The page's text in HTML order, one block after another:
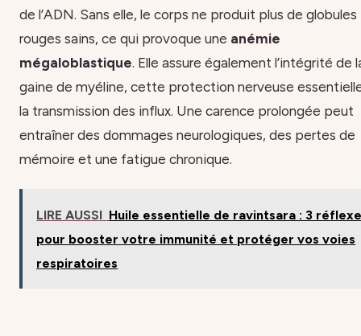
de l’ADN. Sans elle, le corps ne produit plus de globules
rouges sains, ce qui provoque une anémie
mégaloblastique. Elle assure également l’intégrité de
gaine de myéline, cette protection nerveuse
la transmission des influx. Une carence prolongée peut
entraîner des dommages neurologiques, des pertes de
mémoire et une fatigue chronique.
LIRE AUSSI Huile essentielle de ravintsara : 3
pour booster votre immunité et protéger vos voies
respiratoires